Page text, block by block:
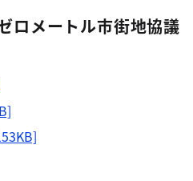
ロメートル市街地協議